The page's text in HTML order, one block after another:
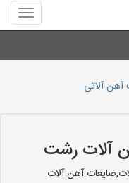
منوی
سایت
آلاتی
آلاتی
آلات رشت
آهن آلات